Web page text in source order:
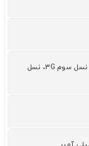
نسل دوم 2G، نسل سوم 3G، نسل